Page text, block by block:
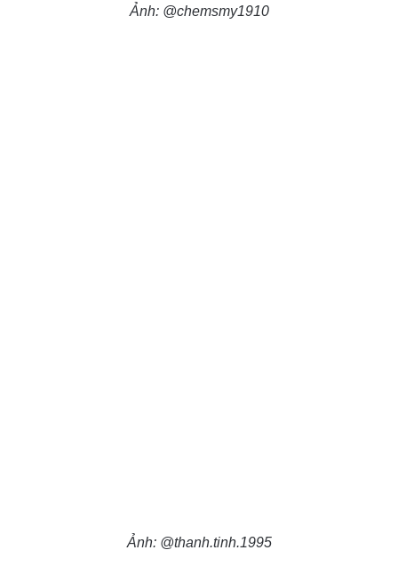
Ảnh: @chemsmy1910
Ảnh: @thanh.tinh.1995